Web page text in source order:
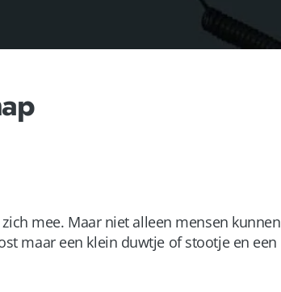
mee. Maar niet alleen mensen kunnen
maar een klein duwtje of stootje en een